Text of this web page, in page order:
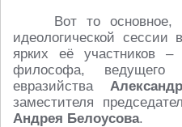
Вот то основное,
идеологической сессии
ярких её участников –
философа, ведущего
евразийства
заместителя
Андрея Белоусова.